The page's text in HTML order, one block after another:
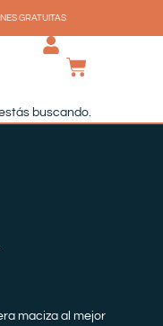
GRATUITAS
buscando.
maciza al mejor